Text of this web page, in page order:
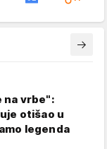
na vrbe":
otišao u
legenda